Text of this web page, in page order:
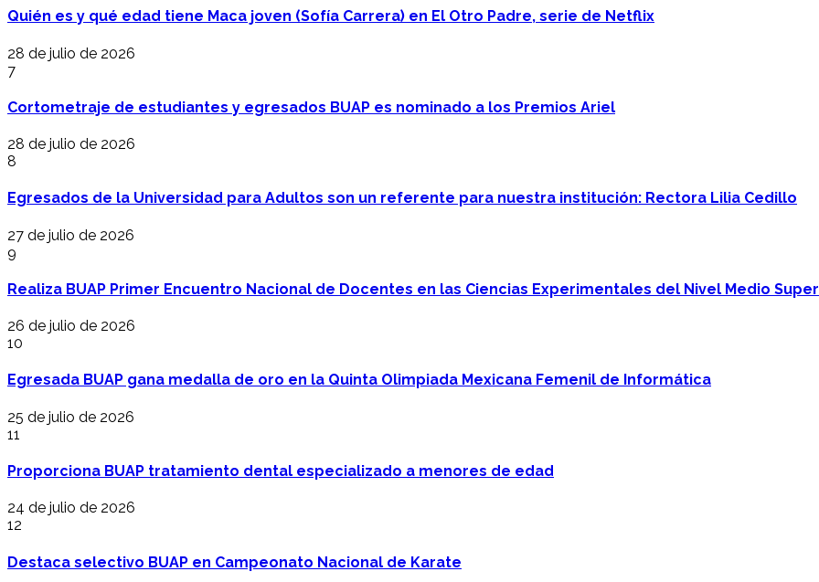
Quién es y qué edad tiene Maca joven (Sofía Carrera) en El Otro Padre, serie de Netflix
28 de julio de 2026
7
Cortometraje de estudiantes y egresados BUAP es nominado a los Premios Ariel
28 de julio de 2026
8
Egresados de la Universidad para Adultos son un referente para nuestra institución: Rectora Lilia Cedillo
27 de julio de 2026
9
Realiza BUAP Primer Encuentro Nacional de Docentes en las Ciencias Experimentales del Nivel Medio
26 de julio de 2026
10
Egresada BUAP gana medalla de oro en la Quinta Olimpiada Mexicana Femenil de Informática
25 de julio de 2026
11
Proporciona BUAP tratamiento dental especializado a menores de edad
24 de julio de 2026
12
Destaca selectivo BUAP en Campeonato Nacional de Karate